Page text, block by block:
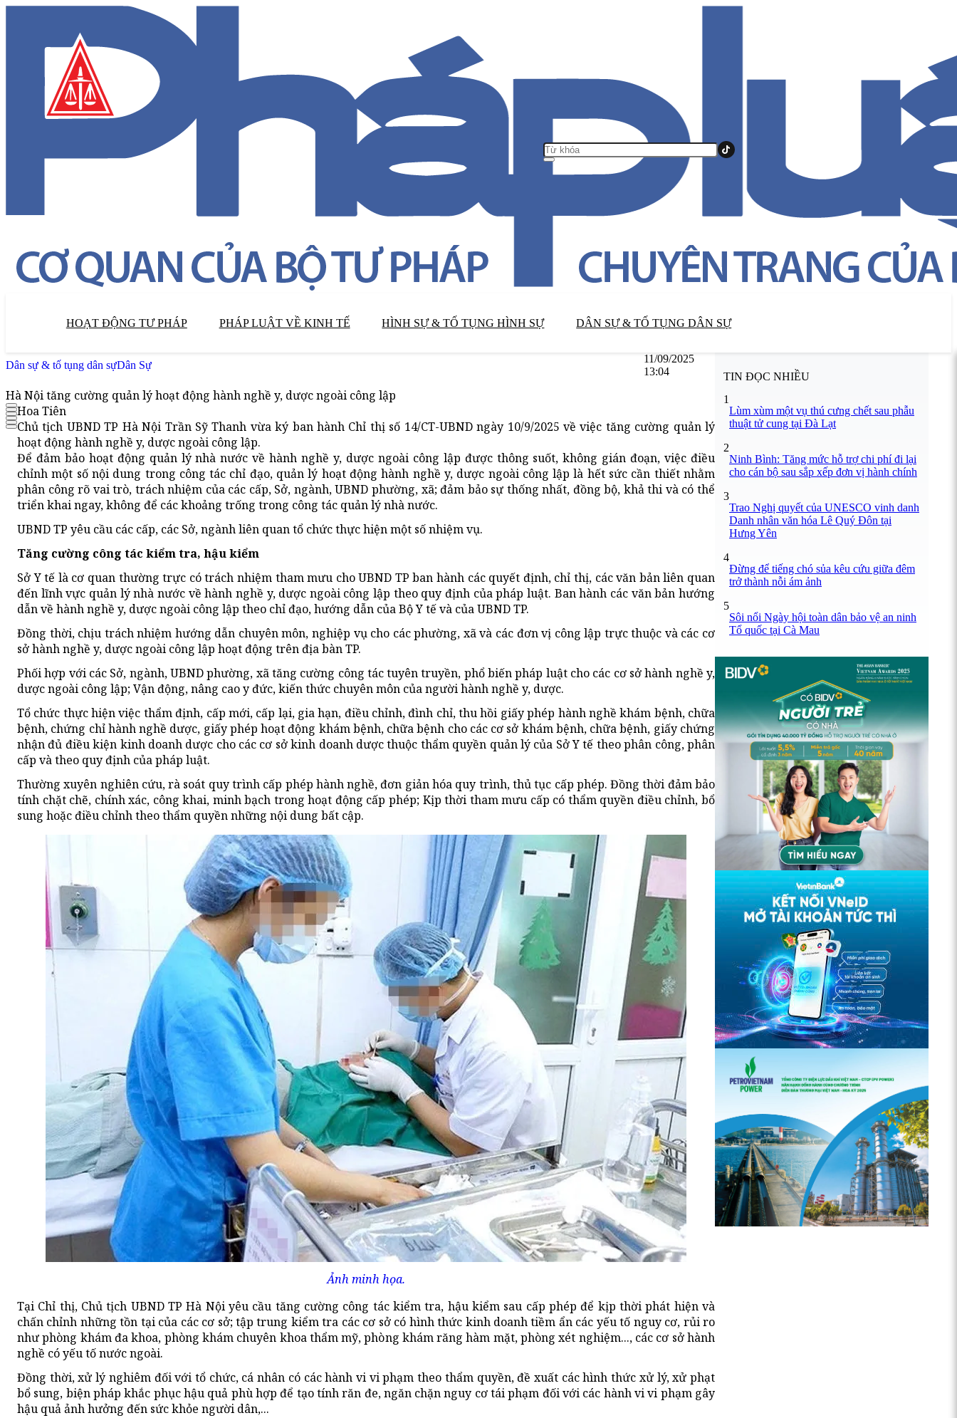
HOẠT ĐỘNG TƯ PHÁP PHÁP LUẬT VỀ KINH TẾ HÌNH SỰ & TỐ TỤNG HÌNH SỰ DÂN SỰ & TỐ TỤNG DÂN SỰ
Dân sự & tố tụng dân sựDân Sự
11/09/2025
13:04
Hà Nội tăng cường quản lý hoạt động hành nghề y, dược ngoài công lập
Hoa Tiên
Chủ tịch UBND TP Hà Nội Trần Sỹ Thanh vừa ký ban hành Chỉ thị số 14/CT-UBND ngày 10/9/2025 về việc tăng cường quản lý
hoạt động hành nghề y, dược ngoài công lập.
Để đảm bảo hoạt động quản lý nhà nước về hành nghề y, dược ngoài công lập được thông suốt, không gián đoạn, việc điều
chỉnh một số nội dung trong công tác chỉ đạo, quản lý hoạt động hành nghề y, dược ngoài công lập là hết sức cần thiết nhằm
phân công rõ vai trò, trách nhiệm của các cấp, Sở, ngành, UBND phường, xã; đảm bảo sự thống nhất, đồng bộ, khả thi và có thể
triển khai ngay, không để các khoảng trống trong công tác quản lý nhà nước.
UBND TP yêu cầu các cấp, các Sở, ngành liên quan tổ chức thực hiện một số nhiệm vụ.
Tăng cường công tác kiểm tra, hậu kiểm
Sở Y tế là cơ quan thường trực có trách nhiệm tham mưu cho UBND TP ban hành các quyết định, chỉ thị, các văn bản liên quan
đến lĩnh vực quản lý nhà nước về hành nghề y, dược ngoài công lập theo quy định của pháp luật. Ban hành các văn bản hướng
dẫn về hành nghề y, dược ngoài công lập theo chỉ đạo, hướng dẫn của Bộ Y tế và của UBND TP.
Đồng thời, chịu trách nhiệm hướng dẫn chuyên môn, nghiệp vụ cho các phường, xã và các đơn vị công lập trực thuộc và các cơ
sở hành nghề y, dược ngoài công lập hoạt động trên địa bàn TP.
Phối hợp với các Sở, ngành, UBND phường, xã tăng cường công tác tuyên truyền, phổ biến pháp luật cho các cơ sở hành nghề y,
dược ngoài công lập; Vận động, nâng cao y đức, kiến thức chuyên môn của người hành nghề y, dược.
Tổ chức thực hiện việc thẩm định, cấp mới, cấp lại, gia hạn, điều chỉnh, đình chỉ, thu hồi giấy phép hành nghề khám bệnh, chữa
bệnh, chứng chỉ hành nghề dược, giấy phép hoạt động khám bệnh, chữa bệnh cho các cơ sở khám bệnh, chữa bệnh, giấy chứng
nhận đủ điều kiện kinh doanh dược cho các cơ sở kinh doanh dược thuộc thẩm quyền quản lý của Sở Y tế theo phân công, phân
cấp và theo quy định của pháp luật.
Thường xuyên nghiên cứu, rà soát quy trình cấp phép hành nghề, đơn giản hóa quy trình, thủ tục cấp phép. Đồng thời đảm bảo
tính chặt chẽ, chính xác, công khai, minh bạch trong hoạt động cấp phép; Kịp thời tham mưu cấp có thẩm quyền điều chỉnh, bổ
sung hoặc điều chỉnh theo thẩm quyền những nội dung bất cập.
Ảnh minh họa.
Tại Chỉ thị, Chủ tịch UBND TP Hà Nội yêu cầu tăng cường công tác kiểm tra, hậu kiểm sau cấp phép để kịp thời phát hiện và
chấn chỉnh những tồn tại của các cơ sở; tập trung kiểm tra các cơ sở có hình thức kinh doanh tiềm ẩn các yếu tố nguy cơ, rủi ro
như phòng khám đa khoa, phòng khám chuyên khoa thẩm mỹ, phòng khám răng hàm mặt, phòng xét nghiệm..., các cơ sở hành
nghề có yếu tố nước ngoài.
Đồng thời, xử lý nghiêm đối với tổ chức, cá nhân có các hành vi vi phạm theo thẩm quyền, đề xuất các hình thức xử lý, xử phạt
bổ sung, biện pháp khắc phục hậu quả phù hợp để tạo tính răn đe, ngăn chặn nguy cơ tái phạm đối với các hành vi vi phạm gây
hậu quả ảnh hưởng đến sức khỏe người dân,...
TIN ĐỌC NHIỀU
1
Lùm xùm một vụ thú cưng chết sau phẫu
thuật tử cung tại Đà Lạt
2
Ninh Bình: Tăng mức hỗ trợ chi phí đi lại
cho cán bộ sau sắp xếp đơn vị hành chính
3
Trao Nghị quyết của UNESCO vinh danh
Danh nhân văn hóa Lê Quý Đôn tại
Hưng Yên
4
Đừng để tiếng chó sủa kêu cứu giữa đêm
trở thành nỗi ám ảnh
5
Sôi nổi Ngày hội toàn dân bảo vệ an ninh
Tổ quốc tại Cà Mau